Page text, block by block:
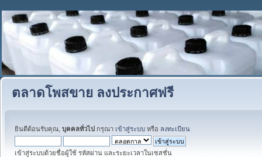
ตลาดโพสขาย ลงประกาศฟรี
ยินดีต้อนรับคุณ, บุคคลทั่วไป กรุณา เข้าสู่ระบบ หรือ ลงทะเบียน
เข้าสู่ระบบด้วยชื่อผู้ใช้ รหัสผ่าน และระยะเวลาในเซสชั่น